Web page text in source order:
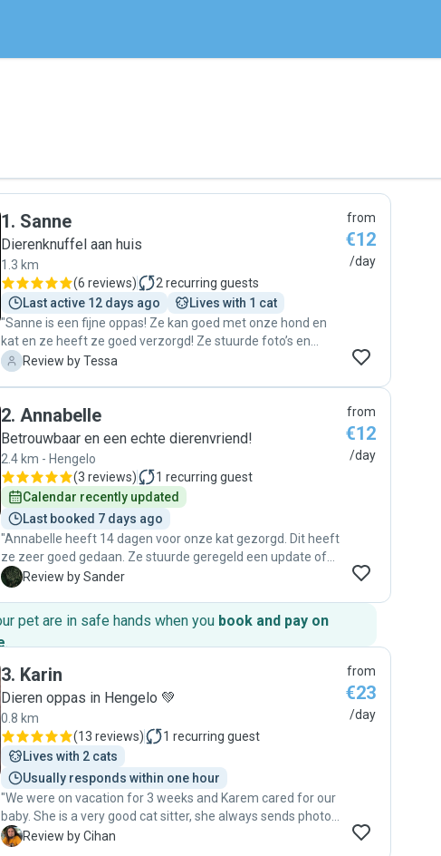
1. Sanne
Dierenknuffel aan huis
1.3 km
(6 reviews) 2 recurring guests
Last active 12 days ago
Lives with 1 cat
"Sanne is een fijne oppas! Ze kan goed met onze hond en
kat en ze heeft ze goed verzorgd! Ze stuurde foto’s en
vertelde hoe het ging met de dieren toen we op vakantie
T Review by Tessa
from
€12
/day
2. Annabelle
Betrouwbaar en een echte dierenvriend!
2.4 km - Hengelo
(3 reviews) 1 recurring guest
Calendar recently updated
Last booked 7 days ago
"Annabelle heeft 14 dagen voor onze kat gezorgd. Dit heeft
ze zeer goed gedaan. Ze stuurde geregeld een update of
een fotootje, zorgde voor voer en vers water. En dat de
gaf ze ook even wat persoonlijke aandacht aan haar. Wij
konden daardoor met een gerust hart vakantie vieren. We
bevelen haar dan ook van harte aan!"
S Review by Sander
from
€12
/day
pet are in safe hands when you book and pay on
.
3. Karin
Dieren oppas in Hengelo 💚
0.8 km
(13 reviews) 1 recurring guest
Lives with 2 cats
Usually responds within one hour
"We were on vacation for 3 weeks and Karem cared for our
baby. She is a very good cat sitter, she always sends photos
and videos. Our cat really loved her :)"
C Review by Cihan
from
€23
/day